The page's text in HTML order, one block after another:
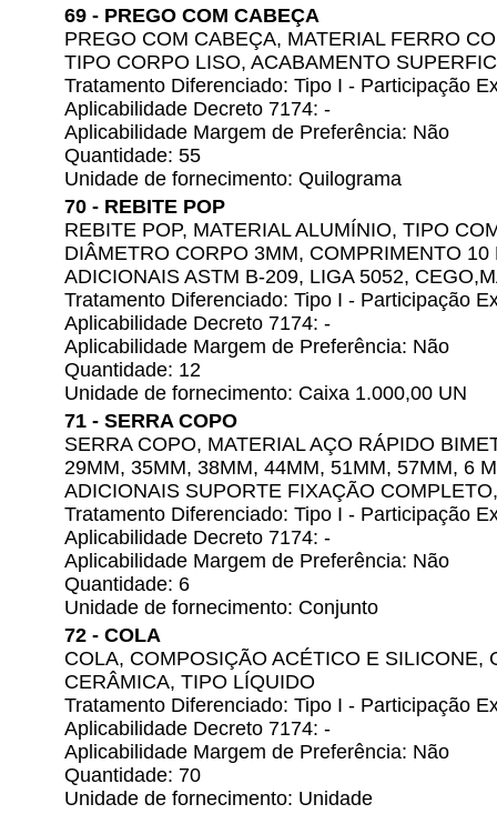
69 - PREGO COM CABEÇA
PREGO COM CABEÇA, MATERIAL FERRO
TIPO CORPO LISO, ACABAMENTO
Tratamento Diferenciado: Tipo I - Participação
Aplicabilidade Decreto 7174: -
Aplicabilidade Margem de Preferência: Não
Quantidade: 55
Unidade de fornecimento: Quilograma
70 - REBITE POP
REBITE POP, MATERIAL ALUMÍNIO, TIPO
DIÂMETRO CORPO 3MM, COMPRIMENTO
ADICIONAIS ASTM B-209, LIGA 5052,
Tratamento Diferenciado: Tipo I - Participação
Aplicabilidade Decreto 7174: -
Aplicabilidade Margem de Preferência: Não
Quantidade: 12
Unidade de fornecimento: Caixa 1.000,00 UN
71 - SERRA COPO
SERRA COPO, MATERIAL AÇO RÁPIDO
29MM, 35MM, 38MM, 44MM, 51MM, 57MM, 6
ADICIONAIS SUPORTE FIXAÇÃO
Tratamento Diferenciado: Tipo I - Participação
Aplicabilidade Decreto 7174: -
Aplicabilidade Margem de Preferência: Não
Quantidade: 6
Unidade de fornecimento: Conjunto
72 - COLA
COLA, COMPOSIÇÃO ACÉTICO E SILICONE,
CERÂMICA, TIPO LÍQUIDO
Tratamento Diferenciado: Tipo I - Participação
Aplicabilidade Decreto 7174: -
Aplicabilidade Margem de Preferência: Não
Quantidade: 70
Unidade de fornecimento: Unidade